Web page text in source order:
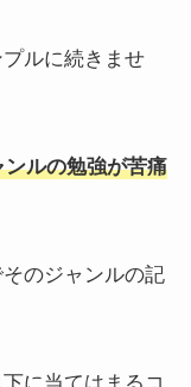
ルに続きませ
ルの勉強が苦痛
のジャンルの記
に当てはまるコ